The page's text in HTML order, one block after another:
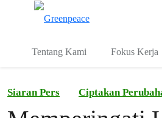
Tentang Kami Fokus Kerja
Siaran Pers Ciptakan